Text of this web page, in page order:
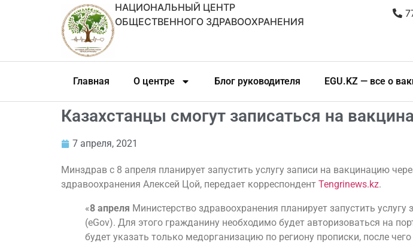
НАЦИОНАЛЬНЫЙ ЦЕНТР
ОБЩЕСТВЕННОГО ЗДРАВООХРАНЕНИЯ
Главная О центре Блог руководителя EGU.KZ — все о
Казахстанцы смогут записаться на
7 апреля, 2021
Минздрав с 8 апреля планирует запустить услугу записи на вакцинацию
здравоохранения Алексей Цой, передает корреспондент Tengrinews.kz.
«8 апреля Министерство здравоохранения планирует запустить
(eGov). Для этого гражданину необходимо будет авторизоваться на
будет указать только медорганизацию по региону прописки, после